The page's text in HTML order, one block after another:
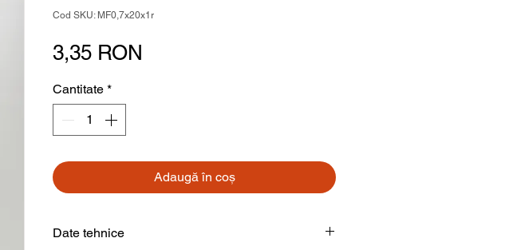
Cod SKU: MF0,7x20x1r
3,35 RON
Cantitate *
Adaugă în coș
Date tehnice